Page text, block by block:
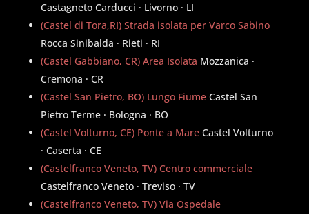
Castagneto Carducci · Livorno · LI
(Castel di Tora,RI) Strada isolata per Varco Sabino
Rocca Sinibalda · Rieti · RI
(Castel Gabbiano, CR) Area Isolata Mozzanica ·
Cremona · CR
(Castel San Pietro, BO) Lungo Fiume Castel San
Pietro Terme · Bologna · BO
(Castel Volturno, CE) Ponte a Mare Castel Volturno
· Caserta · CE
(Castelfranco Veneto, TV) Centro commerciale
Castelfranco Veneto · Treviso · TV
(Castelfranco Veneto, TV) Via Ospedale